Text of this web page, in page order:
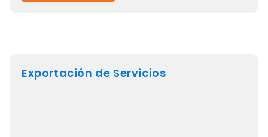
Exportación de Servicios